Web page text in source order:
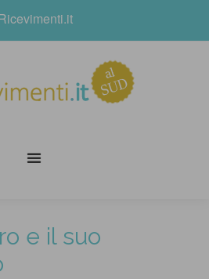
e il suo